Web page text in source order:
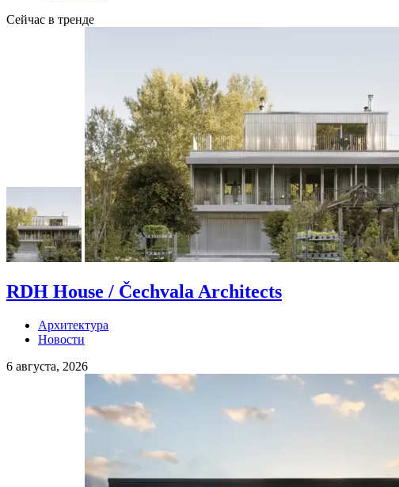
Сейчас в тренде
RDH House / Čechvala Architects
Архитектура
Новости
6 августа, 2026